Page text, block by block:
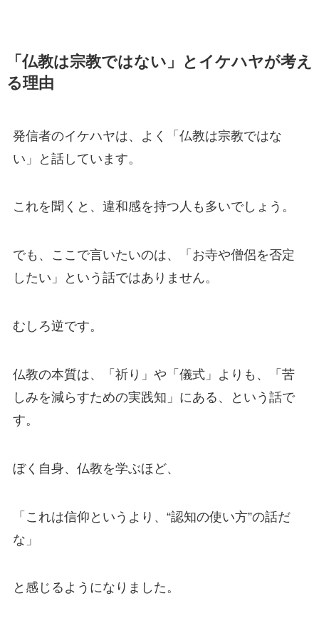
「仏教は宗教ではない」とイケハヤが考え
る理由
発信者のイケハヤは、よく「仏教は宗教ではな
い」と話しています。
これを聞くと、違和感を持つ人も多いでしょう。
でも、ここで言いたいのは、「お寺や僧侶を否定
したい」という話ではありません。
むしろ逆です。
仏教の本質は、「祈り」や「儀式」よりも、「苦
しみを減らすための実践知」にある、という話で
す。
ぼく自身、仏教を学ぶほど、
「これは信仰というより、“認知の使い方”の話だ
な」
と感じるようになりました。